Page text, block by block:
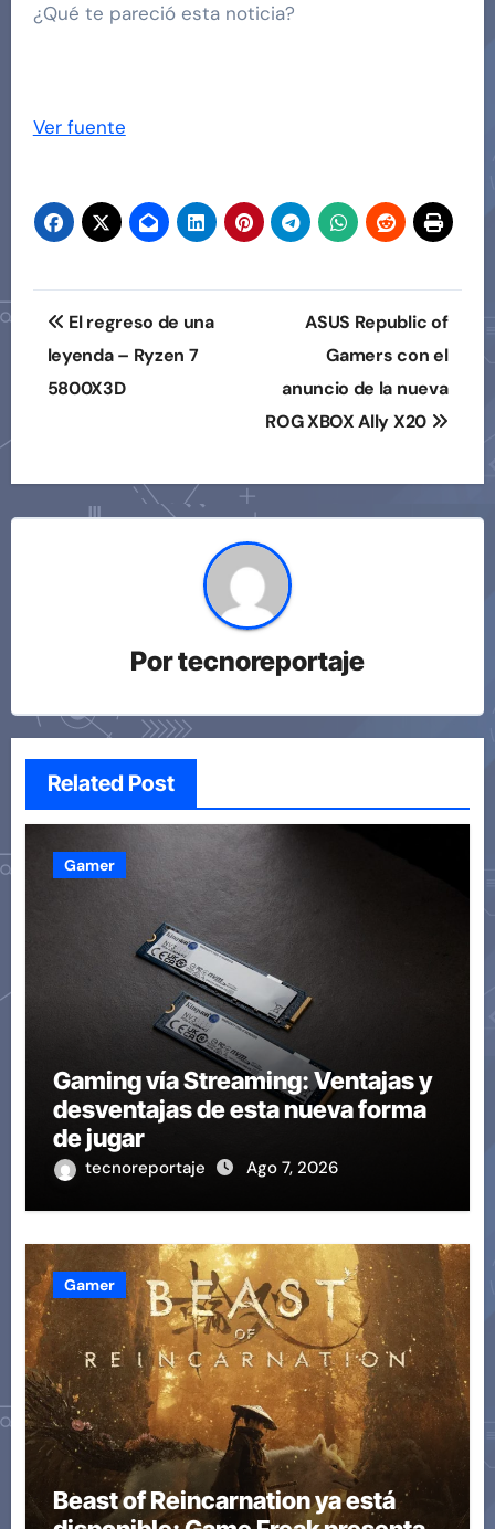
¿Qué te pareció esta noticia?
Ver fuente
Navegación
de
entradas
El regreso de una
leyenda – Ryzen 7
5800X3D
ASUS Republic of
Gamers con el
anuncio de la nueva
ROG XBOX Ally X20
Portecnoreportaje
Related Post
Gamer
Gaming vía Streaming: Ventajas y
desventajas de esta nueva forma
de jugar
tecnoreportaje Ago 7, 2026
Gamer
Beast of Reincarnation ya está